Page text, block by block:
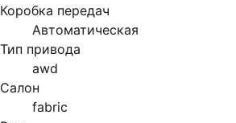
Коробка передач
Автоматическая
Тип привода
awd
Салон
fabric